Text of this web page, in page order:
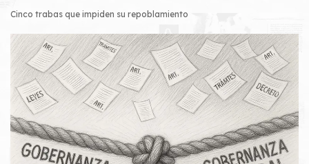
Cinco trabas que impiden su repoblamiento